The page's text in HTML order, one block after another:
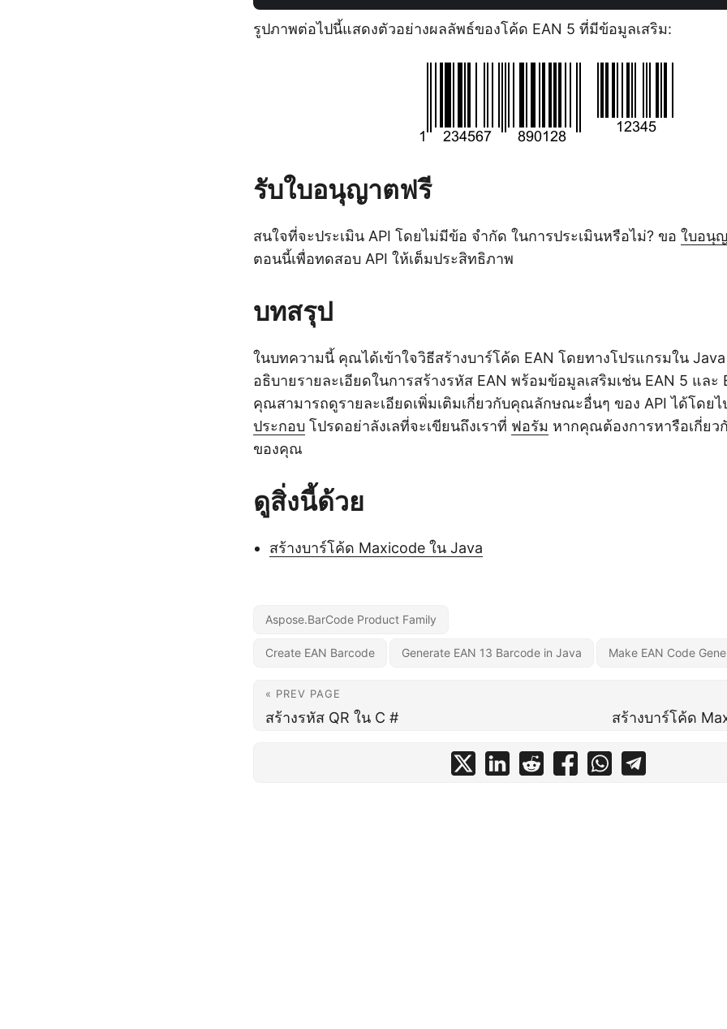
รูปภาพต่อไปนี้แสดงตัวอย่างผลลัพธ์ของโค้ด EAN 5 ที่มีข้อมูลเสริม:
รับใบอนุญาตฟรี
สนใจที่จะประเมิน API โดยไม่มีข้อ จำกัด ในการประเมินหรือไม่? ขอ ใบอนุ
ตอนนี้เพื่อทดสอบ API ให้เต็มประสิทธิภาพ
บทสรุป
ในบทความนี้ คุณได้เข้าใจวิธีสร้างบาร์โค้ด EAN โดยทางโปรแกรมใน
อธิบายรายละเอียดในการสร้างรหัส EAN พร้อมข้อมูลเสริมเช่น EAN 5 และ
คุณสามารถดูรายละเอียดเพิ่มเติมเกี่ยวกับคุณลักษณะอื่นๆ ของ API ได้โดย
ประกอบ โปรดอย่าลังเลที่จะเขียนถึงเราที่ ฟอรัม หากคุณต้องการหารือเกี่ยว
ของคุณ
ดูสิ่งนี้ด้วย
สร้างบาร์โค้ด Maxicode ใน Java
Aspose.BarCode Product Family
Create EAN Barcode Generate EAN 13 Barcode in Java Make EAN Code
« PREV PAGE
สร้างรหัส QR ใน C # สร้างบาร์โค้ด